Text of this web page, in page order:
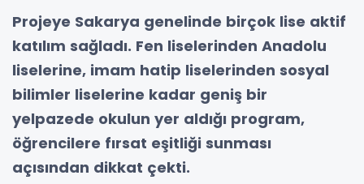
Projeye Sakarya genelinde birçok lise aktif
katılım sağladı. Fen liselerinden Anadolu
liselerine, imam hatip liselerinden sosyal
bilimler liselerine kadar geniş bir
yelpazede okulun yer aldığı program,
öğrencilere fırsat eşitliği sunması
açısından dikkat çekti.